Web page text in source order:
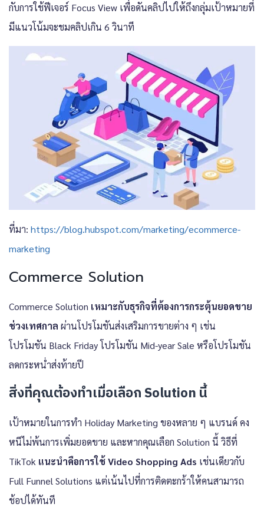
กับการใช้ฟีเจอร์ Focus View เพื่อดันคลิปไปให้ถึงกลุ่มเป้าหมายที่
มีแนวโน้มจะชมคลิปเกิน 6 วินาที
ที่มา: https://blog.hubspot.com/marketing/ecommerce-
marketing
Commerce Solution
Commerce Solution เหมาะกับธุรกิจที่ต้องการกระตุ้นยอดขาย
ช่วงเทศกาล ผ่านโปรโมชันส่งเสริมการขายต่าง ๆ เช่น
โปรโมชัน Black Friday โปรโมชัน Mid-year Sale หรือโปรโมชัน
ลดกระหน่ำส่งท้ายปี
สิ่งที่คุณต้องทำเมื่อเลือก Solution นี้
เป้าหมายในการทำ Holiday Marketing ของหลาย ๆ แบรนด์ คง
หนีไม่พ้นการเพิ่มยอดขาย และหากคุณเลือก Solution นี้ วิธีที่
TikTok แนะนำคือการใช้ Video Shopping Ads เช่นเดียวกับ
Full Funnel Solutions แต่เน้นไปที่การติดตะกร้าให้คนสามารถ
ช้อปได้ทันที